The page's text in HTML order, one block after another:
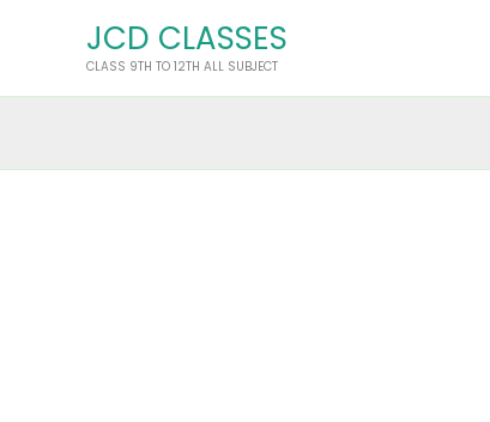
JCD CLASSES
CLASS 9TH TO 12TH ALL SUBJECT